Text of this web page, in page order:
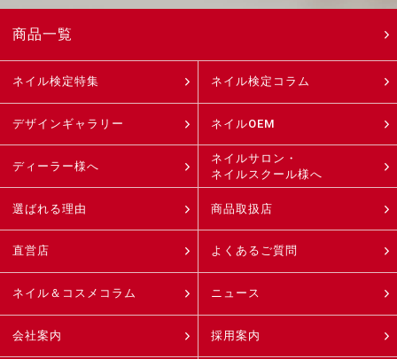
商品一覧
ネイル検定特集 ネイル検定コラム
デザインギャラリー ネイルOEM
ディーラー様へ
ネイルサロン・
ネイルスクール様へ
選ばれる理由 商品取扱店
直営店 よくあるご質問
ネイル＆コスメコラム ニュース
会社案内 採用案内